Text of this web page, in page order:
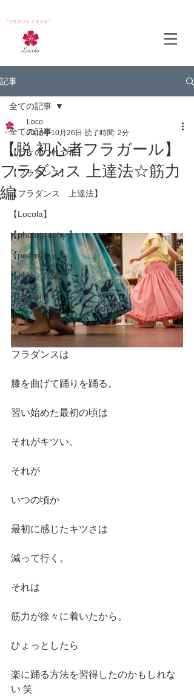
*フラダンス スタジオ*
記事
全ての記事
【日々のつれづれ】
【フラダンス】
【フラダンス 上達法】
【Locola】
【photography 】
【poem】
【神社・仏閣】
【Hawaii】
全ての記事
【脱 初心者フラガール】
フラダンス 上達法☆筋力
編
Loco
2018年10月26日 読了時間: 2分
フラダンスは
膝を曲げて踊りを踊る。
習い始めた最初の頃は
それがキツい。
それが
いつの頃か
最初に感じたキツさは
減って行く。
それは
筋力が徐々に着いたから。
ひょっとしたら
楽に踊る方法を習得したのかもしれな
い 笑